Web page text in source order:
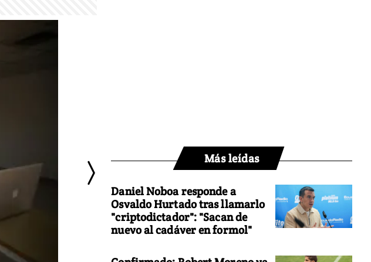
Más leídas
Daniel Noboa responde a
Osvaldo Hurtado tras llamarlo
"criptodictador": "Sacan de
nuevo al cadáver en formol"